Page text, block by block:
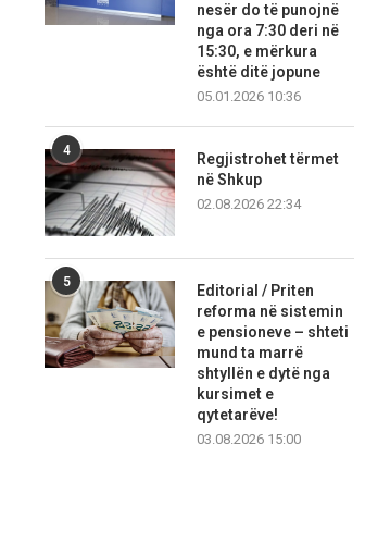
nesër do të punojnë
nga ora 7:30 deri në
15:30, e mërkura
është ditë jopune
05.01.2026 10:36
4
Regjistrohet tërmet
në Shkup
02.08.2026 22:34
5
Editorial / Priten
reforma në sistemin
e pensioneve – shteti
mund ta marrë
shtyllën e dytë nga
kursimet e
qytetarëve!
03.08.2026 15:00